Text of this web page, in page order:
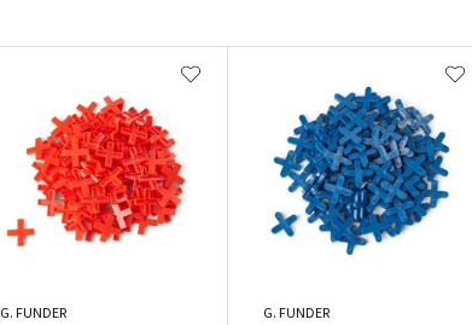
G. FUNDER G. FUNDER